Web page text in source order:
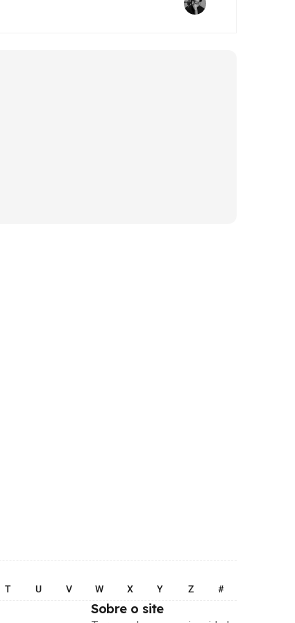
T U V W X Y Z #
Sobre o site